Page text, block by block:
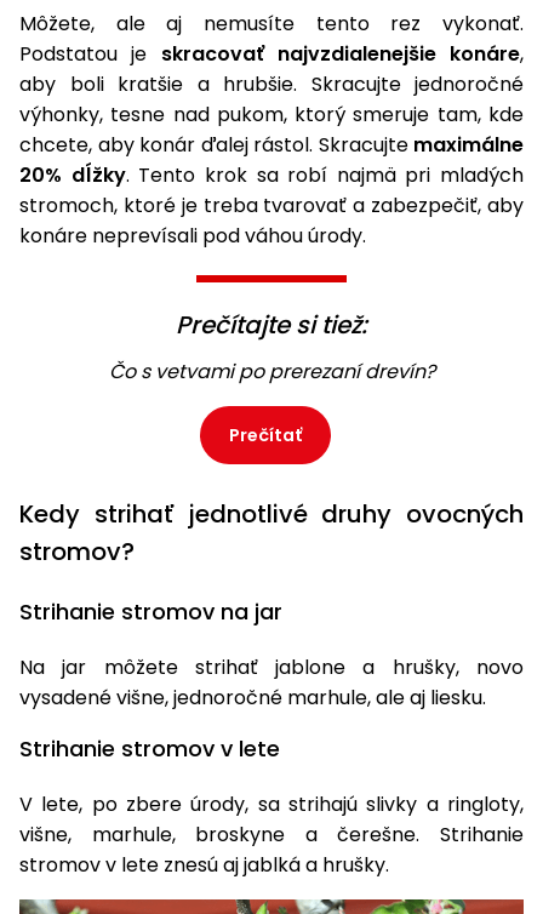
Môžete, ale aj nemusíte tento rez vykonať.
Podstatou je skracovať najvzdialenejšie konáre,
aby boli kratšie a hrubšie. Skracujte jednoročné
výhonky, tesne nad pukom, ktorý smeruje tam, kde
chcete, aby konár ďalej rástol. Skracujte maximálne
20% dĺžky. Tento krok sa robí najmä pri mladých
stromoch, ktoré je treba tvarovať a zabezpečiť, aby
konáre neprevísali pod váhou úrody.
Prečítajte si tiež:
Čo s vetvami po prerezaní drevín?
Prečítať
Kedy strihať jednotlivé druhy ovocných
stromov?
Strihanie stromov na jar
Na jar môžete strihať jablone a hrušky, novo
vysadené višne, jednoročné marhule, ale aj liesku.
Strihanie stromov v lete
V lete, po zbere úrody, sa strihajú slivky a ringloty,
višne, marhule, broskyne a čerešne. Strihanie
stromov v lete znesú aj jablká a hrušky.